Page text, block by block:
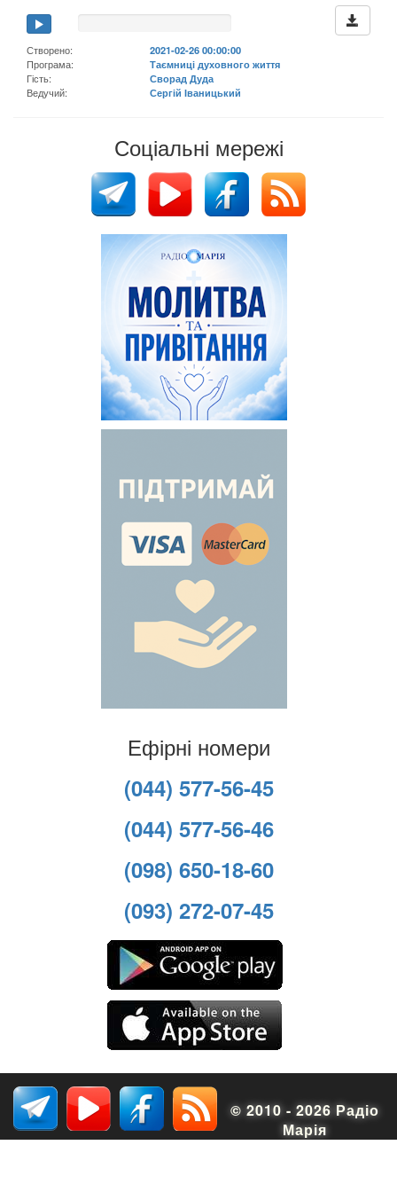
Створено:
2021-02-26 00:00:00
Програма:
Таємниці духовного життя
Гість:
Сворад Дуда
Ведучий:
Сергій Іваницький
Соціальні мережі
Ефірні номери
(044) 577-56-45
(044) 577-56-46
(098) 650-18-60
(093) 272-07-45
© 2010 - 2026 Радіо
Марія